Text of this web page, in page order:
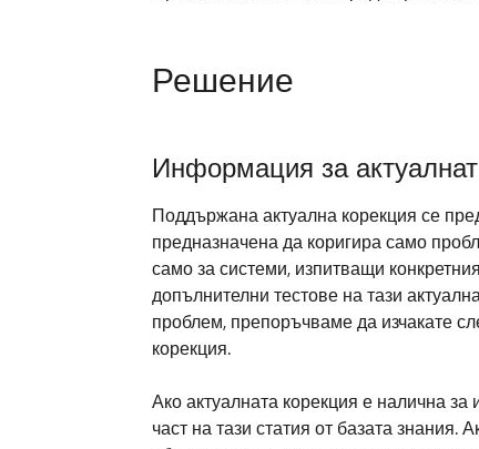
Решение
Информация за
Поддържана актуална корекция се
предназначена да коригира само
само за системи, изпитващи
допълнителни тестове на тази
проблем, препоръчваме да изчакате
корекция.
Ако актуалната корекция е налична
част на тази статия от базата знания.